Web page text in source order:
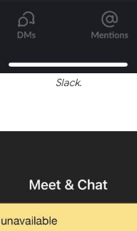
Slack.